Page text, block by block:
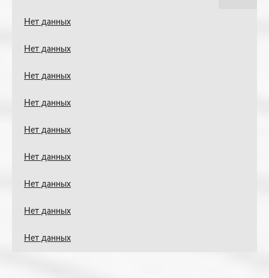
Нет данных
Нет данных
Нет данных
Нет данных
Нет данных
Нет данных
Нет данных
Нет данных
Нет данных